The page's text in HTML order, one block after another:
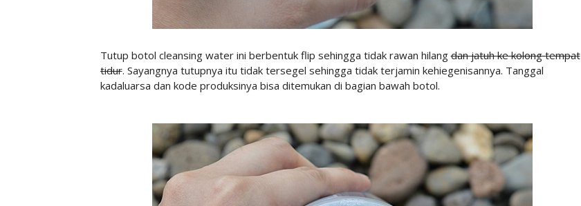
Tutup botol cleansing water ini berbentuk flip sehingga tidak rawan hilangdan jatuh ke kolong tempat
tidur. Sayangnya tutupnya itu tidak tersegel sehingga tidak terjamin kehiegenisannya. Tanggal
kadaluarsa dan kode produksinya bisa ditemukan di bagian bawah botol.